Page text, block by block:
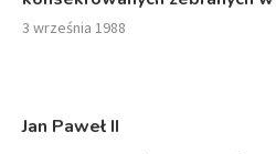
3 września 1988
Jan Paweł II